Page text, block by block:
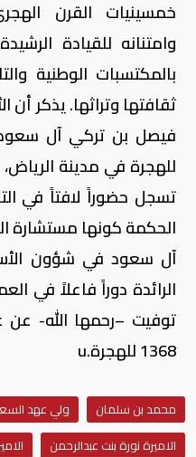
خمسينيات القرن
وامتنانه للقيادة
بالمكتسبات الوطنية
ثقافتها وتراثها. يذكر أن
للهجرة في مدينة
تسجل حضوراً لافتاً في
الحكمة كونها مستشارة
آل سعود في شؤون
الرائدة دوراً فاعلاً في
1368 للهجرة.u
محمد بن سلمان ولي عهد
الاميرة نورة بنت عبدالرحمن